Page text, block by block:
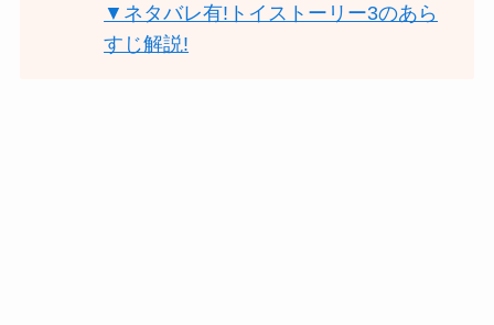
▼ネタバレ有!トイストーリー3のあら
すじ解説!